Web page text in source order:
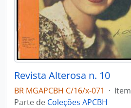
Revista Alterosa n. 10
BR MGAPCBH C/16/x-071 · Item
Parte de Coleções APCBH